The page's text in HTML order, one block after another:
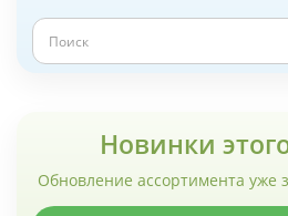
Новинки
Обновление ассортимента уже